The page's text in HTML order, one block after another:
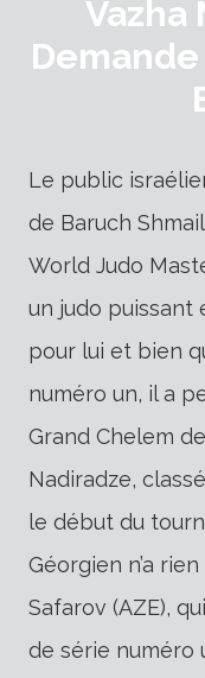
Vazha
Demande
Le public
de Baruch
World Judo
un judo puissant
pour lui et bien
numéro un, il a
Grand Chelem
Nadiradze,
le début du
Géorgien n’a
Safarov (AZE),
de série numéro